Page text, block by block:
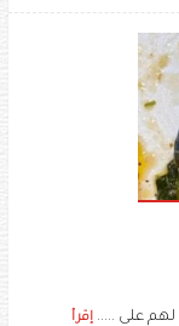
لهم على ..... إقرأ